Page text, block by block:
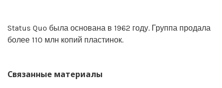
Status Quo была основана в 1962 году. Группа продала
более 110 млн копий пластинок.
Связанные материалы